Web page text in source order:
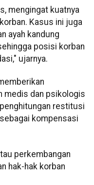
mengingat kuatnya
Kasus ini juga
ayah kandung
posisi korban
ujarnya.
medis dan psikologis
restitusi
kompensasi
perkembangan
hak-hak korban